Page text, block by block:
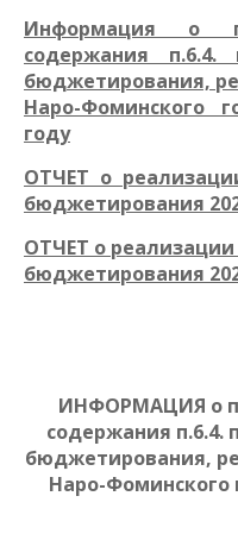
Информация о
содержания п.6.4.
бюджетирования,
Наро-Фоминского
году
ОТЧЕТ о
бюджетирования
ОТЧЕТ о
бюджетирования
ИНФОРМАЦИЯ о
содержания п.6.4.
бюджетирования,
Наро-Фоминского